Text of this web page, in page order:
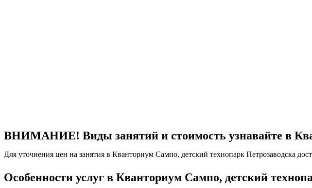
ВНИМАНИЕ! Виды занятий и стоимость узнавайте в
Для уточнения цен на занятия в Кванториум Сампо, детский технопарк Петрозаводска
Особенности услуг в Кванториум Сампо, детский